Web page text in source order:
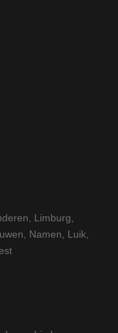
Limburg
Namen Luik